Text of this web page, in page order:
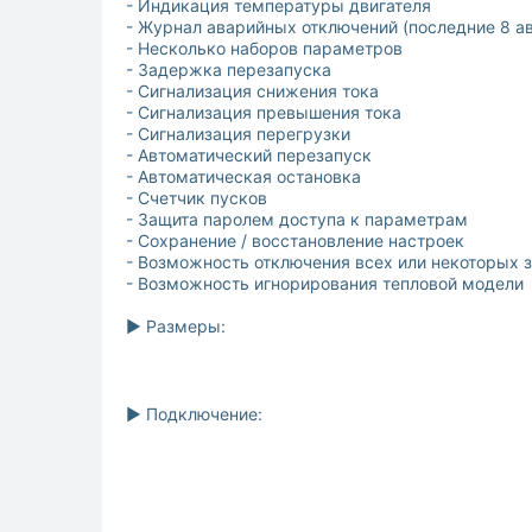
- Индикация температуры двигателя
- Журнал аварийных отключений (последние 8
- Несколько наборов параметров
- Задержка перезапуска
- Сигнализация снижения тока
- Сигнализация превышения тока
- Сигнализация перегрузки
- Автоматический перезапуск
- Автоматическая остановка
- Счетчик пусков
- Защита паролем доступа к параметрам
- Сохранение / восстановление настроек
- Возможность отключения всех или некоторых
- Возможность игнорирования тепловой модели
► Размеры:
► Подключение: